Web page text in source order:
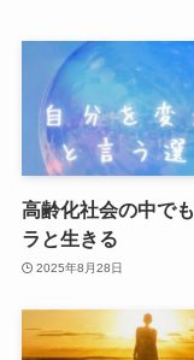
高齢化社会の中で
ラと生きる
2025年8月28日